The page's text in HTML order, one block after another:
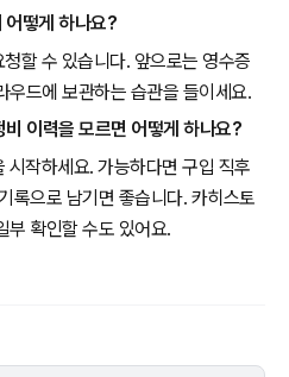
어떻게 하나요?
할 수 있습니다. 앞으로는 영수증
우드에 보관하는 습관을 들이세요.
이력을 모르면 어떻게 하나요?
작하세요. 가능하다면 구입 직후
록으로 남기면 좋습니다. 카히스토
부 확인할 수도 있어요.